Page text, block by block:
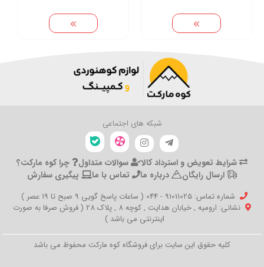
شبکه های اجتماعی
شرایط تعویض و استرداد کالا سوالات متداول
چرا کوه مارکت؟
ارسال رایگان
درباره ما تماس با ما پیگیری سفارش
شماره تماس‌: 91011025 - 044 ( ساعات پاسخ گویی 9 صبح تا 19 عصر )
نشانی: ارومیه , خیابان هدایت , کوچه 8 , پلاک 28 ( فروش صرفا به صورت
اینترنتی می باشد )
کلیه حقوق این سایت برای فروشگاه کوه مارکت محفوظ می باشد